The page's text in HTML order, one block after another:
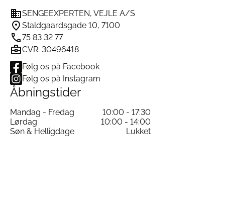
SENGEEXPERTEN, VEJLE A/S
Staldgaardsgade 10, 7100
75 83 32 77
CVR: 30496418
Følg os på Facebook
Følg os på Instagram
Åbningstider
Mandag - Fredag
10:00 - 17:30
Lørdag
10:00 - 14:00
Søn & Helligdage
Lukket